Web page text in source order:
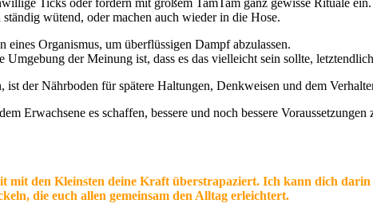
Ticks oder fordern mit großem TamTam ganz gewisse Rituale
wütend, oder machen auch wieder in die Hose.
Organismus, um überflüssigen Dampf abzulassen.
der Meinung ist, dass es das vielleicht sein sollte,
der Nährboden für spätere Haltungen, Denkweisen und dem
Erwachsene es schaffen, bessere und noch bessere
mit den Kleinsten deine Kraft überstrapaziert. Ich kann dich
die euch allen gemeinsam den Alltag erleichtert.